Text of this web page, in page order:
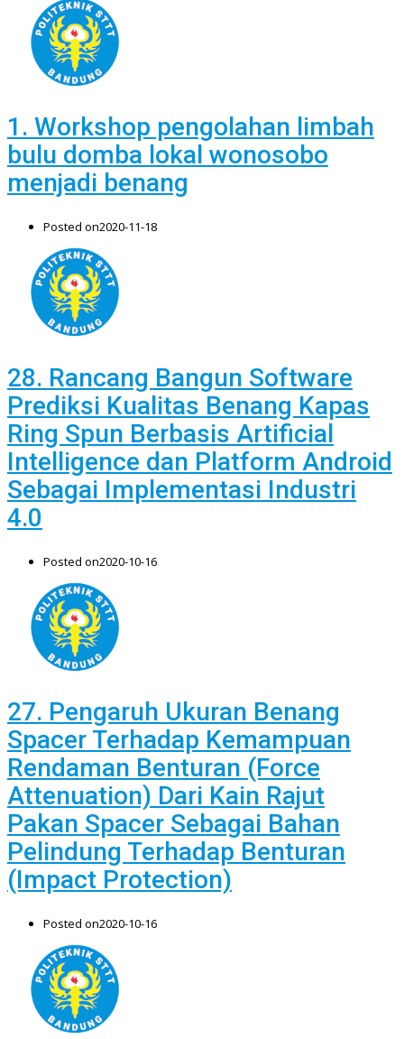
1. Workshop pengolahan limbah
bulu domba lokal wonosobo
menjadi benang
Posted on2020-11-18
28. Rancang Bangun Software
Prediksi Kualitas Benang Kapas
Ring Spun Berbasis Artificial
Intelligence dan Platform Android
Sebagai Implementasi Industri
4.0
Posted on2020-10-16
27. Pengaruh Ukuran Benang
Spacer Terhadap Kemampuan
Rendaman Benturan (Force
Attenuation) Dari Kain Rajut
Pakan Spacer Sebagai Bahan
Pelindung Terhadap Benturan
(Impact Protection)
Posted on2020-10-16